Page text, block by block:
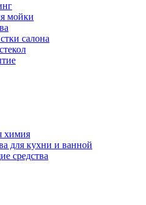
мойки
салона
химия
для кухни и ванной
средства